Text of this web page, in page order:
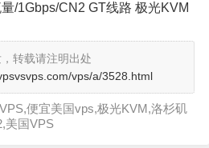
/1Gbps/CN2 GT线路 极光KVM
转载请注明出处
vps/a/3528.html
便宜美国vps,极光KVM,洛杉矶
美国VPS